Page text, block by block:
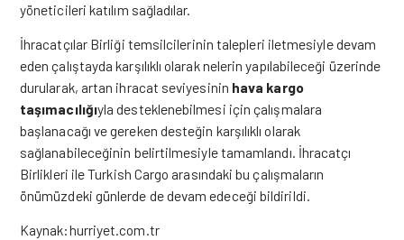
yöneticileri katılım sağladılar.
İhracatçılar Birliği temsilcilerinin talepleri iletmesiyle devam
eden çalıştayda karşılıklı olarak nelerin yapılabileceği üzerinde
durularak, artan ihracat seviyesinin hava kargo
taşımacılığıyla desteklenebilmesi için çalışmalara
başlanacağı ve gereken desteğin karşılıklı olarak
sağlanabileceğinin belirtilmesiyle tamamlandı. İhracatçı
Birlikleri ile Turkish Cargo arasındaki bu çalışmaların
önümüzdeki günlerde de devam edeceği bildirildi.
Kaynak:hurriyet.com.tr